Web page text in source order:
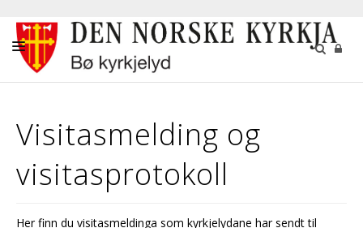
KYRKJELYDSARBEID
KYRKJENE OG KYRKJEGARDEN
KULTURARRANGEMENT
GIVARTENESTE
Visitasmelding og
visitasprotokoll
Her finn du visitasmeldinga som kyrkjelydane har sendt til